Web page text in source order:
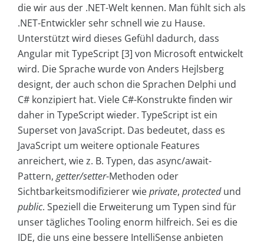
die wir aus der .NET-Welt kennen. Man fühlt sich als
.NET-Entwickler sehr schnell wie zu Hause.
Unterstützt wird dieses Gefühl dadurch, dass
Angular mit TypeScript [3] von Micro­soft entwickelt
wird. Die Sprache wurde von Anders Hejlsberg
designt, der auch schon die Sprachen Delphi und
C# konzipiert hat. Viele C#-Konstrukte finden wir
daher in TypeScript wieder. TypeScript ist ein
Superset von JavaScript. Das bedeutet, dass es
JavaScript um weitere optionale Features
anreichert, wie z. B. Typen, das async/await-
Pattern, getter/setter-Methoden oder
Sichtbarkeitsmodifizierer wieprivate, protectedund
pub­lic. Speziell die Erweiterung um Typen sind für
unser tägliches Tooling enorm hilfreich. Sei es die
IDE, die uns eine bessere IntelliSense anbieten